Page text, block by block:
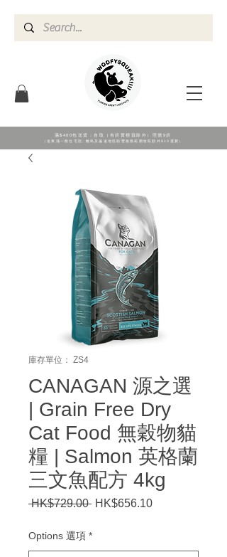
滿$400包送貨；自取（有折實標籖除外）照價9折
（送東涌一般住宅區; 離島及偏遠地區順豐服務範圍收取額外$10運費）
庫存單位： ZS4
CANAGAN 源之選
| Grain Free Dry
Cat Food 無穀物貓
糧 | Salmon 英格蘭
三文魚配方 4kg
HK$729.00 一
價
格
HK$656.10促
格
Options 選項 *